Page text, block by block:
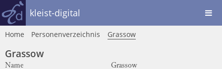
kleist-digital
Home Personenverzeichnis Grassow
Grassow
Name
Grassow